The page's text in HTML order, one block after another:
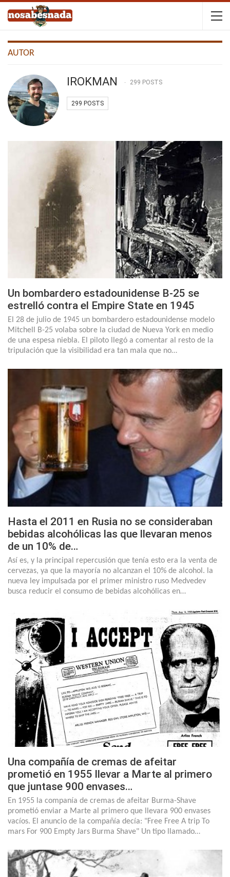
AUTOR
IROKMAN 299 POSTS
299 POSTS
Un bombardero estadounidense B-25 se
estrelló contra el Empire State en 1945
El 28 de julio de 1945 un bombardero estadounidense modelo
Mitchell B-25 volaba sobre la ciudad de Nueva York en medio
de una espesa niebla. El piloto llegó a comentar al resto de la
tripulación que la visibilidad era tan mala que no…
Hasta el 2011 en Rusia no se consideraban
bebidas alcohólicas las que llevaran menos
de un 10% de…
Así es, y la principal repercusión que tenía esto era la venta de
cervezas, ya que la mayoría no alcanzan el 10% de alcohol. la
nueva ley impulsada por el primer ministro ruso Medvedev
busca reducir el consumo de bebidas alcohólicas en…
Una compañía de cremas de afeitar
prometió en 1955 llevar a Marte al primero
que juntase 900 envases…
En 1955 la companía de cremas de afeitar Burma-Shave
prometió enviar a Marte al primero que llevara 900 envases
vacíos. El anuncio de la compañía decía: "Free Free A trip To
mars For 900 Empty Jars Burma Shave" Un tipo llamado…